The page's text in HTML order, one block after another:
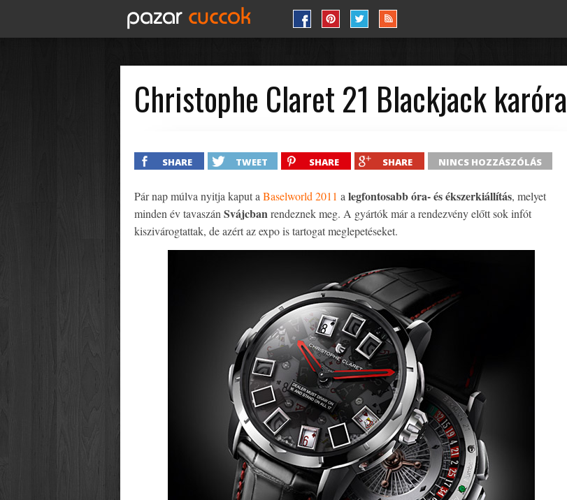
Christophe Claret 21 Blackjack karóra
SHARE TWEET SHARE SHARE NINCS HOZZÁSZÓLÁS
Pár nap múlva nyitja kaput a Baselworld 2011 a legfontosabb óra- és ékszerkiállítás, melyet
minden év tavaszán Svájcbanrendeznek meg. A gyártók már a rendezvény előtt sok infót
kiszivárogtattak, de azért az expo is tartogat meglepetéseket.